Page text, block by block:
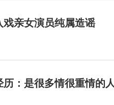
亲女演员纯属造谣
：是很多情很重情的人